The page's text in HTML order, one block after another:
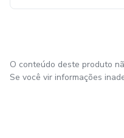
O conteúdo deste produto
Se você vir informações